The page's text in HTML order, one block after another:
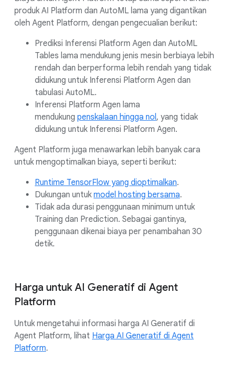
produk AI Platform dan AutoML lama yang digantikan
oleh Agent Platform, dengan pengecualian berikut:
Prediksi Inferensi Platform Agen dan AutoML
Tables lama mendukung jenis mesin berbiaya lebih
rendah dan berperforma lebih rendah yang tidak
didukung untuk Inferensi Platform Agen dan
tabulasi AutoML.
Inferensi Platform Agen lama
mendukung penskalaan hingga nol, yang tidak
didukung untuk Inferensi Platform Agen.
Agent Platform juga menawarkan lebih banyak cara
untuk mengoptimalkan biaya, seperti berikut:
Runtime TensorFlow yang dioptimalkan.
Dukungan untuk model hosting bersama.
Tidak ada durasi penggunaan minimum untuk
Training dan Prediction. Sebagai gantinya,
penggunaan dikenai biaya per penambahan 30
detik.
Harga untuk AI Generatif di Agent
Platform
Untuk mengetahui informasi harga AI Generatif di
Agent Platform, lihat Harga AI Generatif di Agent
Platform.